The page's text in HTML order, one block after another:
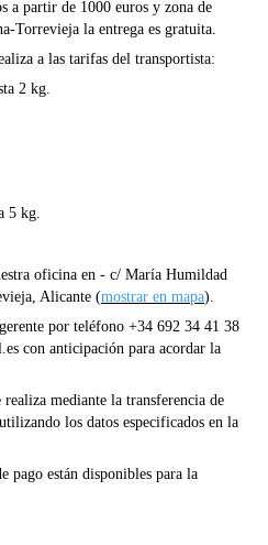
a partir de 1000 euros y zona de
Torrevieja la entrega es gratuita.
a las tarifas del transportista:
2 kg.
5 kg.
oficina en - c/ María Humildad
Alicante (mostrar en mapa).
por teléfono +34 692 34 41 38
con anticipación para acordar la
realiza mediante la transferencia de
los datos especificados en la
pago están disponibles para la